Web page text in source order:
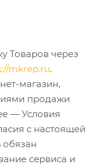
Товаров через
mkrep.ru.
магазин,
продажи
— Условия
с настоящей
обязан
сервиса и